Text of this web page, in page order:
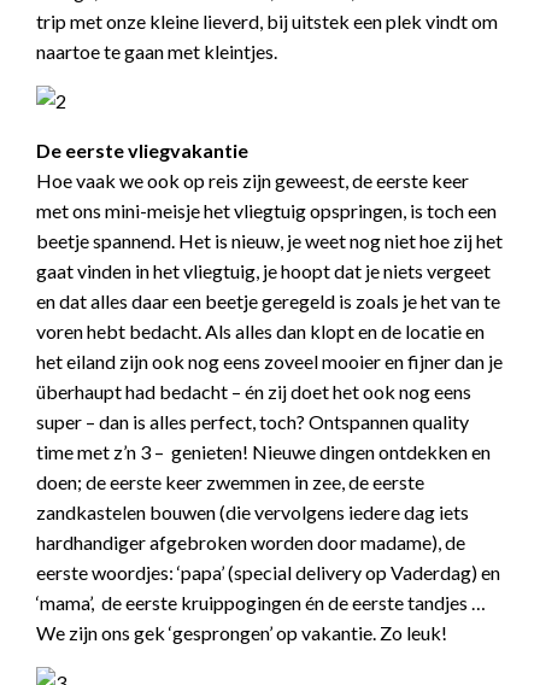
trip met onze kleine lieverd, bij uitstek een plek vindt om
naartoe te gaan met kleintjes.
De eerste vliegvakantie
Hoe vaak we ook op reis zijn geweest, de eerste keer
met ons mini-meisje het vliegtuig opspringen, is toch een
beetje spannend. Het is nieuw, je weet nog niet hoe zij het
gaat vinden in het vliegtuig, je hoopt dat je niets vergeet
en dat alles daar een beetje geregeld is zoals je het van te
voren hebt bedacht. Als alles dan klopt en de locatie en
het eiland zijn ook nog eens zoveel mooier en fijner dan je
überhaupt had bedacht – én zij doet het ook nog eens
super – dan is alles perfect, toch? Ontspannen quality
time met z’n 3 – genieten! Nieuwe dingen ontdekken en
doen; de eerste keer zwemmen in zee, de eerste
zandkastelen bouwen (die vervolgens iedere dag iets
hardhandiger afgebroken worden door madame), de
eerste woordjes: ‘papa’ (special delivery op Vaderdag) en
‘mama’, de eerste kruippogingen én de eerste tandjes …
We zijn ons gek ‘gesprongen’ op vakantie. Zo leuk!